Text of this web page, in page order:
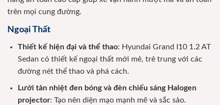
trên mọi cung đường.
Ngoại Thất
Thiết kế hiện đại và thể thao: Hyundai Grand I10 1.2 AT
Sedan có thiết kế ngoại thất mới mẻ, trẻ trung với các
đường nét thể thao và phá cách.
Lưới tản nhiệt đen bóng và đèn chiếu sáng Halogen
projector: Tạo nên diện mạo mạnh mẽ và sắc sảo.